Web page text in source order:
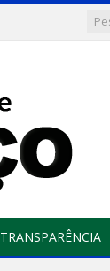
TRANSPARÊNCIA